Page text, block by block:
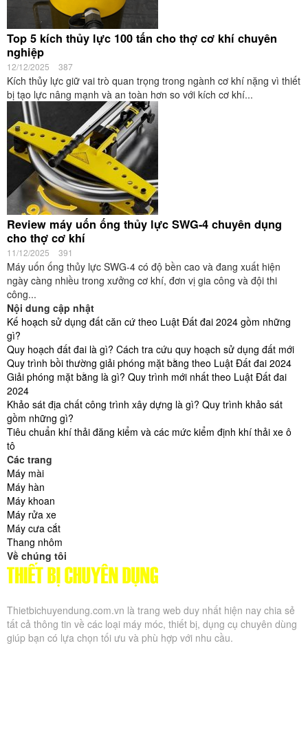
Top 5 kích thủy lực 100 tấn cho thợ cơ khí chuyên
nghiệp
12/12/2025 387
Kích thủy lực giữ vai trò quan trọng trong ngành cơ khí nặng vì thiết
bị tạo lực nâng mạnh và an toàn hơn so với kích cơ khí...
Review máy uốn ống thủy lực SWG-4 chuyên dụng
cho thợ cơ khí
11/12/2025 391
Máy uốn ống thủy lực SWG-4 có độ bền cao và đang xuất hiện
ngày càng nhiều trong xưởng cơ khí, đơn vị gia công và đội thi
công...
Nội dung cập nhật
Kế hoạch sử dụng đất căn cứ theo Luật Đất đai 2024 gồm những
gì?
Quy hoạch đất đai là gì? Cách tra cứu quy hoạch sử dụng đất mới
Quy trình bồi thường giải phóng mặt bằng theo Luật Đất đai 2024
Giải phóng mặt bằng là gì? Quy trình mới nhất theo Luật Đất đai
2024
Khảo sát địa chất công trình xây dựng là gì? Quy trình khảo sát
gồm những gì?
Tiêu chuẩn khí thải đăng kiểm và các mức kiểm định khí thải xe ô
tô
Các trang
Máy mài
Máy hàn
Máy khoan
Máy rửa xe
Máy cưa cắt
Thang nhôm
Về chúng tôi
Thietbichuyendung.com.vn là trang web duy nhất hiện nay chia sẻ
tất cả thông tin về các loại máy móc, thiết bị, dụng cụ chuyên dùng
giúp bạn có lựa chọn tối ưu và phù hợp với nhu cầu.